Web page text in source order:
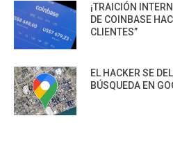
¡TRAICIÓN
DE COINBASE
CLIENTES”
EL HACKER SE
BÚSQUEDA EN